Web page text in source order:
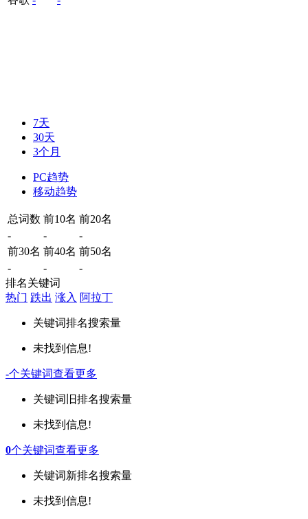
7天
30天
3个月
PC趋势
移动趋势
总词数 前10名 前20名
-
-
-
前30名 前40名 前50名
-
-
-
排名关键词
热门 跌出 涨入 阿拉丁
关键词排名搜索量
未找到信息!
-个关键词查看更多
关键词 旧排名搜索量
未找到信息!
0个关键词查看更多
关键词新排名搜索量
未找到信息!